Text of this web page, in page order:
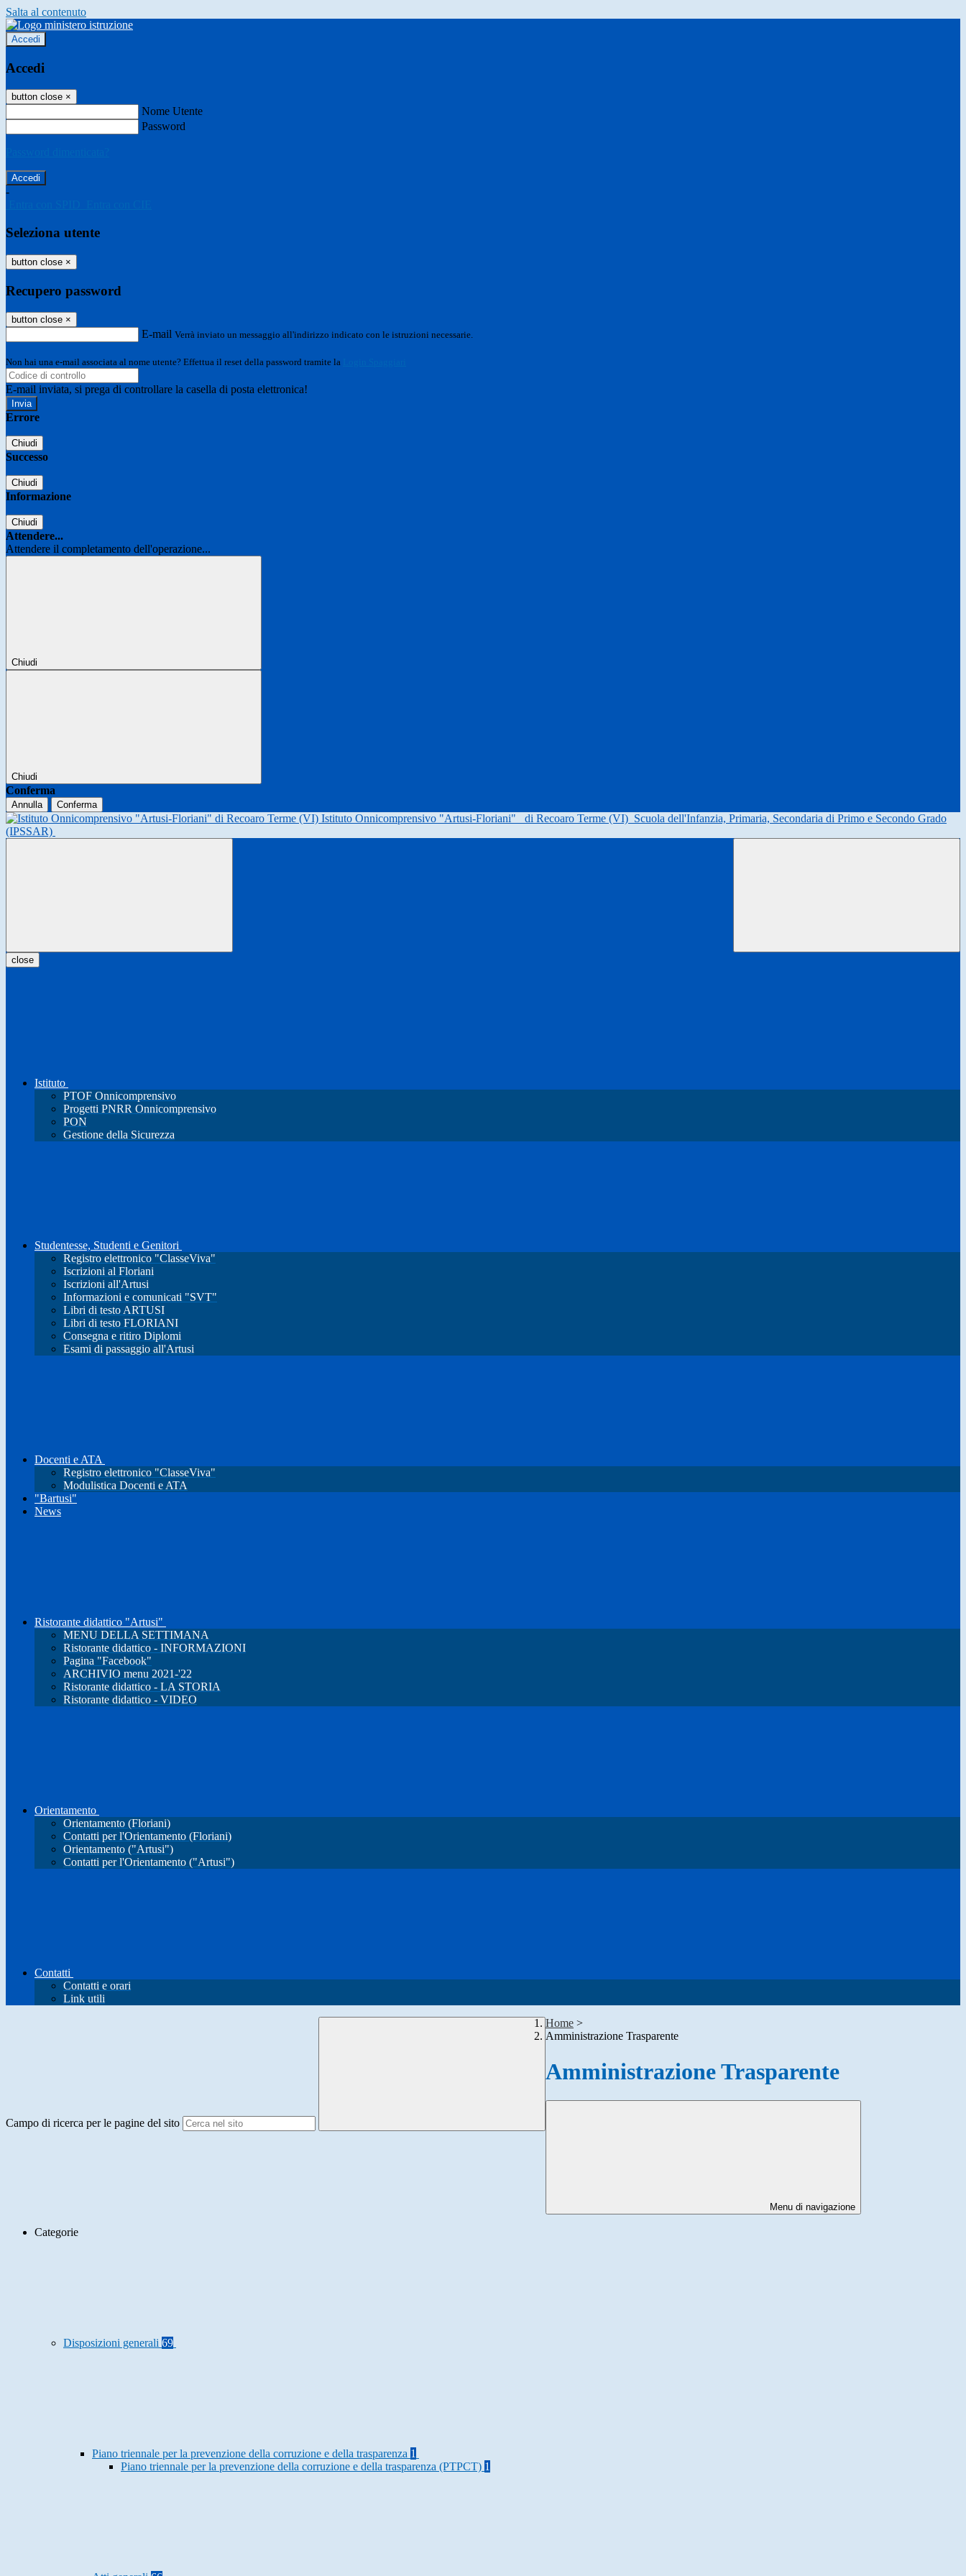
Salta al contenuto
Accedi
Accedi
button close ×
Nome Utente
Password
-
Seleziona utente
button close ×
Recupero password
button close ×
E-mail Verrà inviato un messaggio all'indirizzo indicato con le istruzioni necessarie.
Non hai una e-mail associata al nome utente? Effettua il reset della password tramite la
E-mail inviata, si prega di controllare la casella di posta elettronica!
Errore
Chiudi
Successo
Chiudi
Informazione
Chiudi
Attendere...
Attendere il completamento dell'operazione...
Chiudi
Chiudi
Conferma
Annulla Conferma
Istituto Onnicomprensivo "Artusi-Floriani" di Recoaro Terme (VI) Scuola dell'Infanzia, Primaria, Secondaria di Primo e Secondo Grado
(IPSSAR)
close
Istituto
PTOF Onnicomprensivo
Progetti PNRR Onnicomprensivo
PON
Gestione della Sicurezza
Studentesse, Studenti e Genitori
Registro elettronico "ClasseViva"
Iscrizioni al Floriani
Iscrizioni all'Artusi
Informazioni e comunicati "SVT"
Libri di testo ARTUSI
Libri di testo FLORIANI
Consegna e ritiro Diplomi
Esami di passaggio all'Artusi
Docenti e ATA
Registro elettronico "ClasseViva"
Modulistica Docenti e ATA
"Bartusi"
News
Ristorante didattico "Artusi"
MENU DELLA SETTIMANA
Ristorante didattico - INFORMAZIONI
Pagina "Facebook"
ARCHIVIO menu 2021-'22
Ristorante didattico - LA STORIA
Ristorante didattico - VIDEO
Orientamento
Orientamento (Floriani)
Contatti per l'Orientamento (Floriani)
Orientamento ("Artusi")
Contatti per l'Orientamento ("Artusi")
Contatti
Contatti e orari
Link utili
Campo di ricerca per le pagine del sito
Home >
Amministrazione Trasparente
Amministrazione Trasparente
Menu di navigazione
Categorie
Disposizioni generali 69
Piano triennale per la prevenzione della corruzione e della trasparenza 1
Piano triennale per la prevenzione della corruzione e della trasparenza (PTPCT) 1